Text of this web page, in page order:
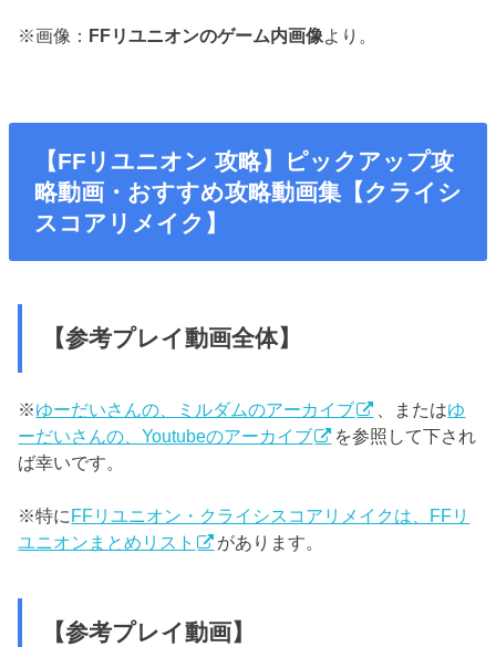
※画像： FFリユニオンのゲーム内画像より。
【FFリユニオン 攻略】ピックアップ攻
略動画・おすすめ攻略動画集【クライシ
スコアリメイク】
【参考プレイ動画全体】
※ゆーだいさんの、ミルダムのアーカイブ 、またはゆ
ーだいさんの、Youtubeのアーカイブ
を参照して下され
ば幸いです。
※特に FFリユニオン・クライシスコアリメイクは、FFリ
ユニオンまとめリスト
があります。
【参考プレイ動画】